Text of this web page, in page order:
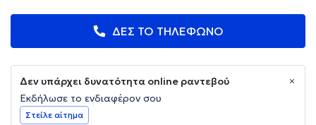
ΔΕΣ ΤΟ ΤΗΛΕΦΩΝΟ
Δεν υπάρχει δυνατότητα online ραντεβού
Εκδήλωσε το ενδιαφέρον σου
Στείλε αίτημα